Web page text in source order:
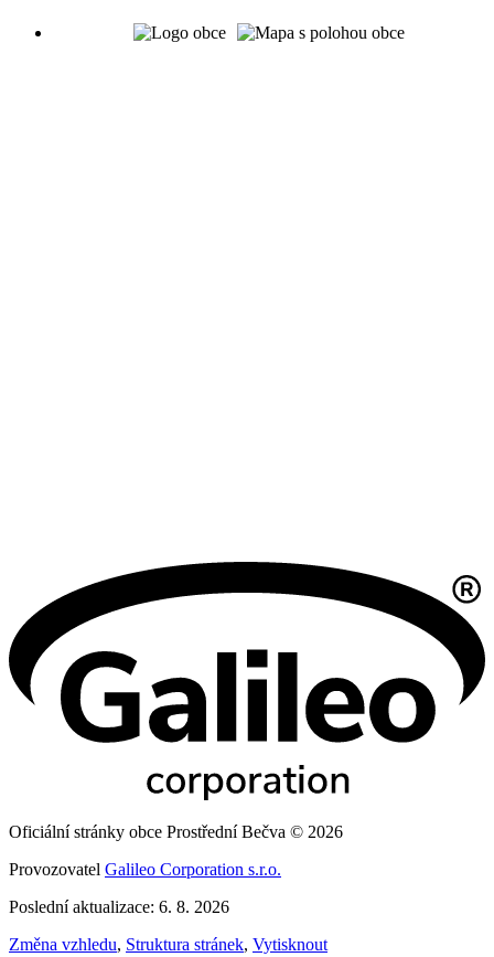
Oficiální stránky obce Prostřední Bečva © 2026
Provozovatel Galileo Corporation s.r.o.
Poslední aktualizace: 6. 8. 2026
Změna vzhledu, Struktura stránek, Vytisknout